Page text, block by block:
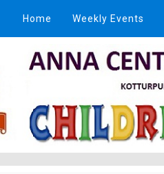
Home Weekly Events